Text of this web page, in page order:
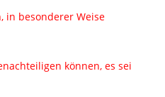
in besonderer Weise
können, es sei